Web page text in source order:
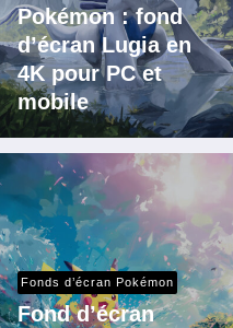
Pokémon : fond
d’écran Lugia en
4K pour PC et
mobile
Fonds d’écran Pokémon
Fond d’écran